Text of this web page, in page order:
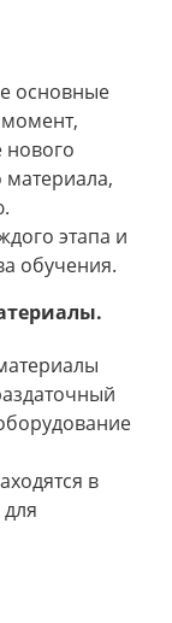
основные
нового
материала,
этапа и
обучения.
в